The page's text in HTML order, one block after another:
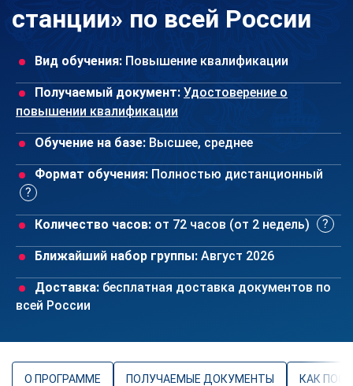
станции» по всей России
Вид обучения: Повышение квалификации
Получаемый документ: Удостоверение о
повышении квалификации
Обучение на базе: Высшее, среднее
Формат обучения: Полностью дистанционный
Количество часов: от 72 часов (от 2 недель)
Ближайший набор группы: Август 2026
Доставка: бесплатная доставка документов по
всей России
О ПРОГРАММЕ ПОЛУЧАЕМЫЕ ДОКУМЕНТЫ КАК